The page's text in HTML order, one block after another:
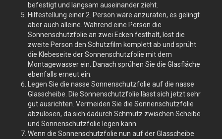
befestigt und langsam auseinander zieht.
Hilfestellung einer 2. Person wäre anzuraten, es gelingt
aber auch alleine. Während eine Person die
Sonnenschutzfolie an zwei Ecken festhält, löst die
zweite Person den Schutzfilm komplett ab und sprüht
die Klebeseite der Sonnenschutzfolie mit dem
Montagewasser ein. Danach sprühen Sie die Glasfläche
ebenfalls erneut ein.
Legen Sie die nasse Sonnenschutzfolie auf die nasse
Glasscheibe. Die Sonnenschutzfolie lässt sich jetzt sehr
gut ausrichten. Vermeiden Sie die Sonnenschutzfolie
abzulösen, da sich dadurch Schmutz zwischen Scheibe
und Sonnenschutzfolie legen kann.
Wenn die Sonnenschutzfolie nun auf der Glasscheibe